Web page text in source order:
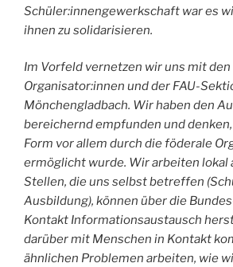
Schüler:innengewerkschaft war es
ihnen zu solidarisieren.
Im Vorfeld vernetzen wir uns mit den
Organisator:innen und der FAU-
Mönchengladbach. Wir haben den
bereichernd empfunden und
Form vor allem durch die föderale
ermöglicht wurde. Wir arbeiten lokal
Stellen, die uns selbst betreffen
Ausbildung), können über die
Kontakt Informationsaustausch
darüber mit Menschen in Kontakt
ähnlichen Problemen arbeiten, wie